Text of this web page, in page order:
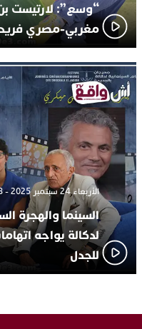
“وسع”: لارتيست
مغربي-مصري فريد
الأربعاء 24 سبتمبر 2025 - 13:58
السينما والهجرة
لدكالة يواجه
للجدل